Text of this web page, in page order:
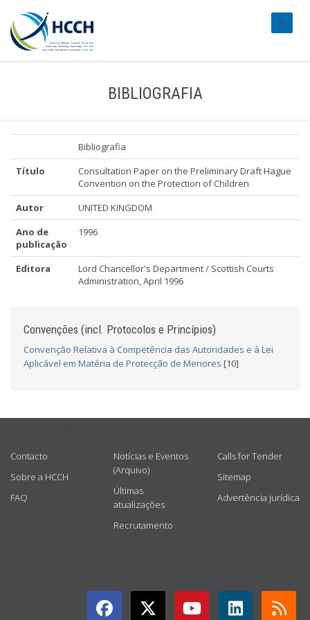
BIBLIOGRAFIA
Bibliografia
Título
Consultation Paper on the Preliminary Draft Hague
Convention on the Protection of Children
Autor
UNITED KINGDOM
Ano de
publicação
1996
Editora
Lord Chancellor's Department / Scottish Courts
Administration, April 1996
Convenções (incl. Protocolos e Princípios)
Convenção Relativa à Competência das Autoridades e à Lei
Aplicável em Matéria de Protecção de Menores [10]
Contacto
Sobre a HCCH
FAQ
Notícias e Eventos
(Arquivo)
Últimas
atualizações
Recrutamento
Calls for Tender
Sitemap
Advertência jurídica